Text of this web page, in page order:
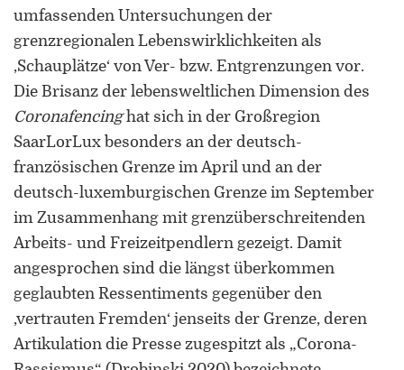
umfassenden Untersuchungen der
grenzregionalen Lebenswirklichkeiten als
‚Schauplätze‘ von Ver- bzw. Entgrenzungen vor.
Die Brisanz der lebensweltlichen Dimension des
Coronafencinghat sich in der Großregion
SaarLorLux besonders an der deutsch-
französischen Grenze im April und an der
deutsch-luxemburgischen Grenze im September
im Zusammenhang mit grenzüberschreitenden
Arbeits- und Freizeitpendlern gezeigt. Damit
angesprochen sind die längst überkommen
geglaubten Ressentiments gegenüber den
‚vertrauten Fremden‘ jenseits der Grenze, deren
Artikulation die Presse zugespitzt als „Corona-